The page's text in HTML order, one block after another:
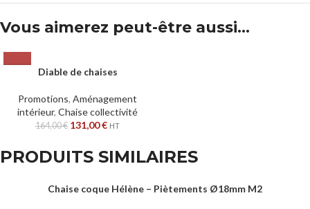
Vous aimerez peut-être aussi…
Diable de chaises
Promotions, Aménagement
intérieur, Chaise collectivité
164,00€ 131,00€ HT
PRODUITS SIMILAIRES
Chaise coque Hélène – Piètements Ø18mm M2